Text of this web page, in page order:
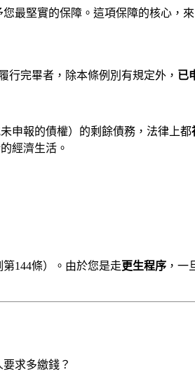
最堅實的保障。這項保障的核心，
行完畢者，除本條例別有規定外， 已
申報的債權）的剩餘債務，法律上都
經濟生活。
144條）。由於您是走更生程序 ，一
求多繳錢？